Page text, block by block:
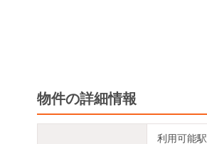
物件の詳細情報
利用可能駅